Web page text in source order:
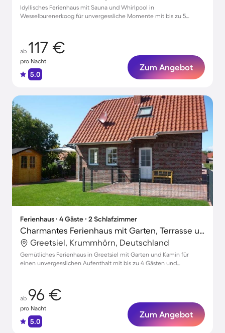
Idyllisches Ferienhaus mit Sauna und Whirlpool in
Wesselburenerkoog für unvergessliche Momente mit bis zu 5
ab 117 €
pro Nacht
5.0
Zum Angebot
Ferienhaus ∙ 4 Gäste ∙ 2 Schlafzimmer
Charmantes Ferienhaus mit Garten, Terrasse und Grill | Gartenblick | Haustiere sind willkommen
Greetsiel, Krummhörn, Deutschland
Gemütliches Ferienhaus in Greetsiel mit Garten und Kamin für
einen unvergesslichen Aufenthalt mit bis zu 4 Gästen und
ab 96 €
pro Nacht
5.0
Zum Angebot